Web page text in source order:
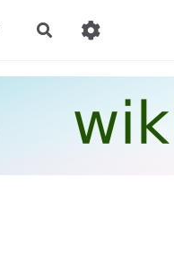
Rechercher